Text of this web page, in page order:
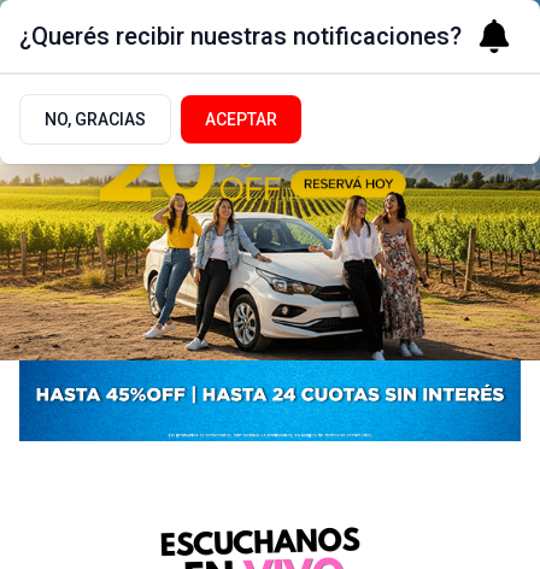
¿Querés recibir nuestras notificaciones?
NO, GRACIAS ACEPTAR